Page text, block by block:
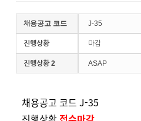
채용공고 코드 J-35
진행상황 마감
진행상황 2 ASAP
채용공고 코드 J-35